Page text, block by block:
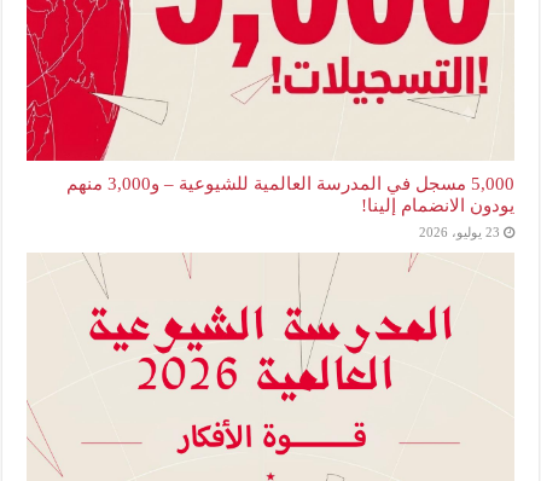
5,000 مسجل في المدرسة العالمية للشيوعية – و3,000 منهم
يودون الانضمام إلينا!
23 يوليو، 2026